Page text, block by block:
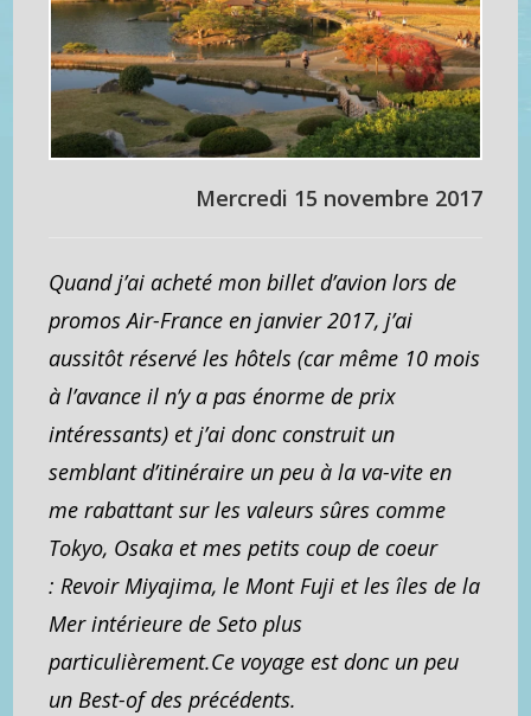
Mercredi 15 novembre 2017
Quand j’ai acheté mon billet d’avion lors de
promos Air-France en janvier 2017, j’ai
aussitôt réservé les hôtels (car même 10 mois
à l’avance il n’y a pas énorme de prix
intéressants) et j’ai donc construit un
semblant d’itinéraire un peu à la va-vite en
me rabattant sur les valeurs sûres comme
Tokyo, Osaka et mes petits coup de coeur
: Revoir Miyajima, le Mont Fuji et les îles de la
Mer intérieure de Seto plus
particulièrement.Ce voyage est donc un peu
un Best-of des précédents.